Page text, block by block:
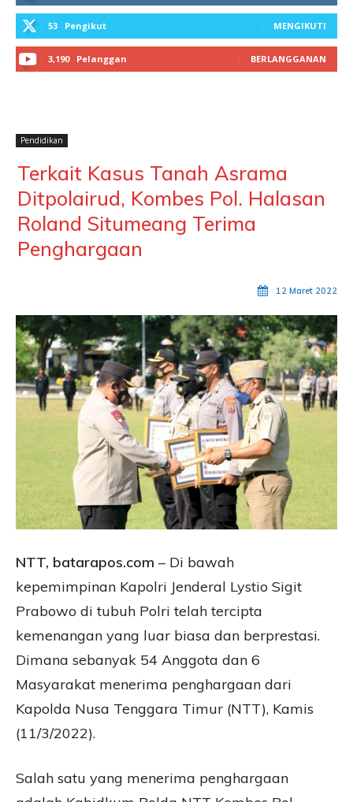
53 Pengikut MENGIKUTI
3,190 Pelanggan BERLANGGANAN